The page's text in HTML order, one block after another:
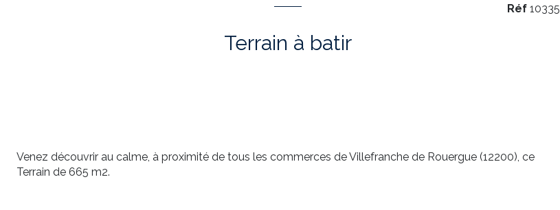
Terrain à batir
Réf 10335
Venez découvrir au calme, à proximité de tous les commerces de Villefranche de Rouergue (12200), ce
Terrain de 665 m2.